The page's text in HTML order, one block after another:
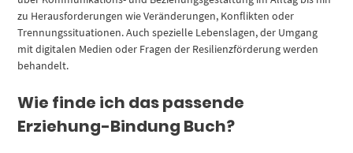
zu Herausforderungen wie Veränderungen, Konflikten oder
Trennungssituationen. Auch spezielle Lebenslagen, der Umgang
mit digitalen Medien oder Fragen der Resilienzförderung werden
behandelt.
Wie finde ich das passende
Erziehung-Bindung Buch?